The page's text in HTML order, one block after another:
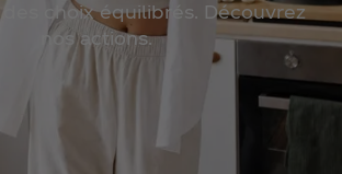
choix équilibrés. Découvrez
nos actions.